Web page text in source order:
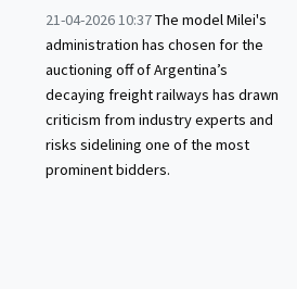
21-04-2026 10:37The model Milei's
administration has chosen for the
auctioning off of Argentina’s
decaying freight railways has drawn
criticism from industry experts and
risks sidelining one of the most
prominent bidders.